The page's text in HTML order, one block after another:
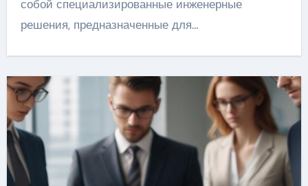
собой специализированные инженерные
решения, предназначенные для…